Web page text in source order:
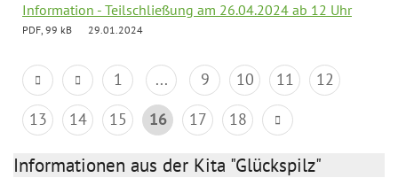
Information - Teilschließung am 26.04.2024 ab 12 Uhr
PDF, 99 kB 29.01.2024
1 ... 9 10 11
12
13
14 15 16 17 18
Informationen aus der Kita "Glückspilz"